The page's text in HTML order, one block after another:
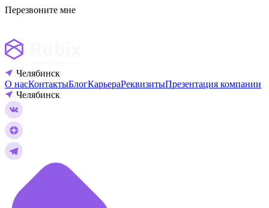
Перезвоните мне
Челябинск
О насКонтактыБлогКарьераРеквизитыПрезентация компании
Челябинск